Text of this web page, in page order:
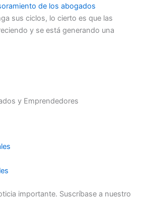
de los abogados
sus ciclos, lo cierto es que las
y se está generando una
y Emprendedores
importante. Suscríbase a nuestro